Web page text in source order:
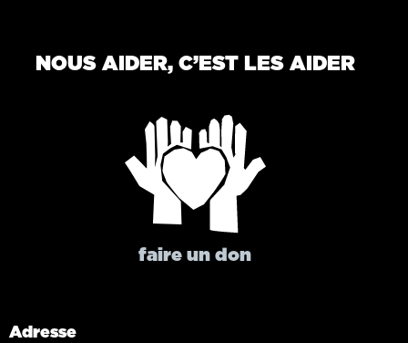
NOUS AIDER, C’EST LES AIDER
faire un don
Adresse